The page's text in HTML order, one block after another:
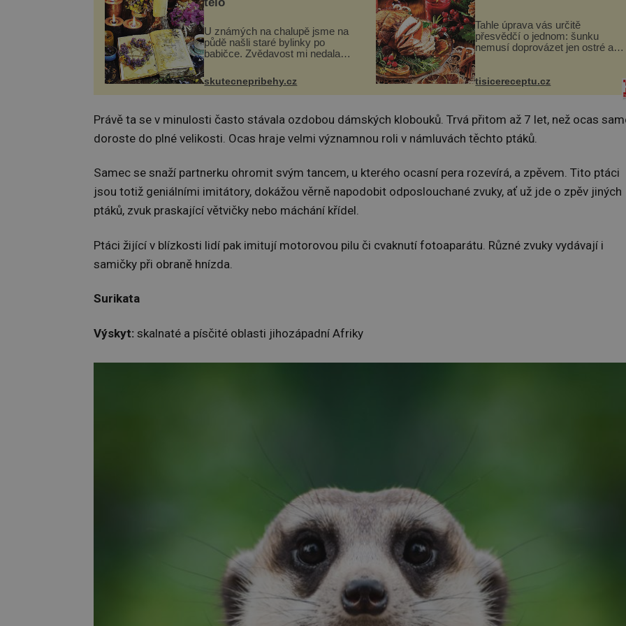
U známých na chalupě jsme na
půdě našli staré bylinky po
babičce. Zvědavost mi nedala a
lektvar… Zimní pobyt na
chalupě se pro mě vlastní vinou
změnil v děsivý zážitek, na kt...
skutecnepribehy.cz
Tahle úprava vás určitě
přesvědčí o jednom: šunku
nemusí doprovázet jen ostré a
Ingredience sádlo 3 kg šunky
tisicereceptu.cz
Právě ta se v minulosti často stávala ozdobou dámských klobouků. Trvá přitom až 7 let, než ocas
doroste do plné velikosti. Ocas hraje velmi významnou roli v námluvách těchto ptáků.
Samec se snaží partnerku ohromit svým tancem, u kterého ocasní pera rozevírá, a zpěvem. Tito ptáci
jsou totiž geniálními imitátory, dokážou věrně napodobit odposlouchané zvuky, ať už jde o zpěv jiných
ptáků, zvuk praskající větvičky nebo máchání křídel.
Ptáci žijící v blízkosti lidí pak imitují motorovou pilu či cvaknutí fotoaparátu. Různé zvuky vydávají i
samičky při obraně hnízda.
Surikata
Výskyt: skalnaté a písčité oblasti jihozápadní Afriky